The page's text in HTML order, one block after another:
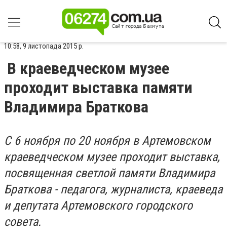
10:58, 9 листопада 2015 р.
В краеведческом музее
проходит выставка памяти
Владимира Браткова
С 6 ноября по 20 ноября в Артемовском
краеведческом музее проходит выставка,
посвященная светлой памяти Владимира
Браткова - педагога, журналиста, краеведа
и депутата Артемовского городского
совета.